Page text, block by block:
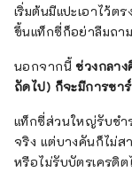
เริ่มต้นมีแปะเอาไว้ต
ขึ้นแท็กซี่ก็อย่าลืมถา
นอกจากนี้ช่วงกลา
ถัดไป) ก็จะมีการชา
แท็กซี่ส่วนใหญ่รับชำ
จริง แต่บางคันก็ไม่ส
หรือไม่รับบัตรเครดิ